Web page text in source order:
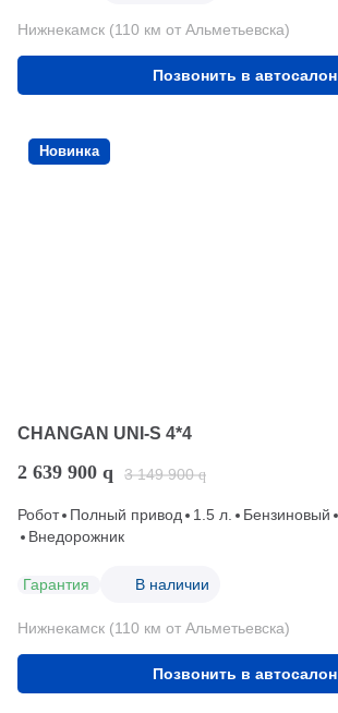
Нижнекамск (110 км от Альметьевска)
Позвонить в автосалон
Новинка
CHANGAN UNI-S 4*4
2 639 900 q 3 149 900 q
Робот Полный привод 1.5 л. Бензиновый
Внедорожник
Гарантия В наличии
Нижнекамск (110 км от Альметьевска)
Позвонить в автосалон